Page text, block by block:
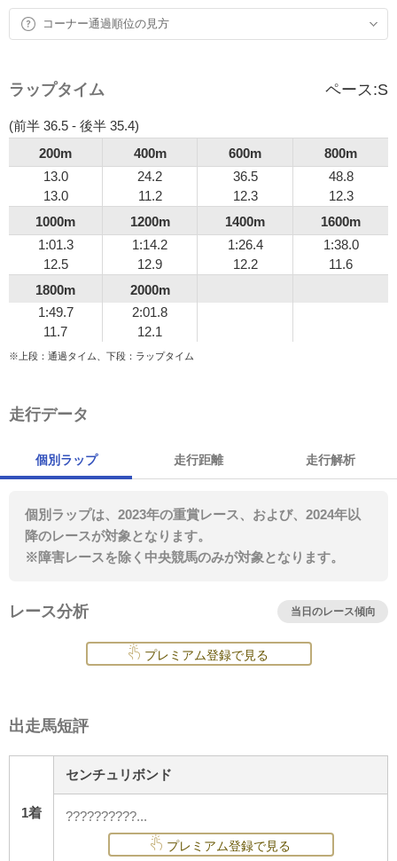
コーナー通過順位の見方
ラップタイム ペース:S
(前半 36.5 - 後半 35.4)
200m
400m 600m
800m
13.0
13.0
24.2
11.2
36.5
12.3
48.8
12.3
1000m
1200m 1400m
1600m
1:01.3
12.5
1:14.2
12.9
1:26.4
12.2
1:38.0
11.6
1800m
2000m
1:49.7
11.7
2:01.8
12.1
※上段：通過タイム、下段：ラップタイム
走行データ
個別ラップ 走行距離 走行解析
個別ラップは、2023年の重賞レース、および、2024年以
降のレースが対象となります。
※障害レースを除く中央競馬のみが対象となります。
レース分析 当日のレース傾向
プレミアム登録で見る
出走馬短評
1着
センチュリボンド
??????????...
プレミアム登録で見る